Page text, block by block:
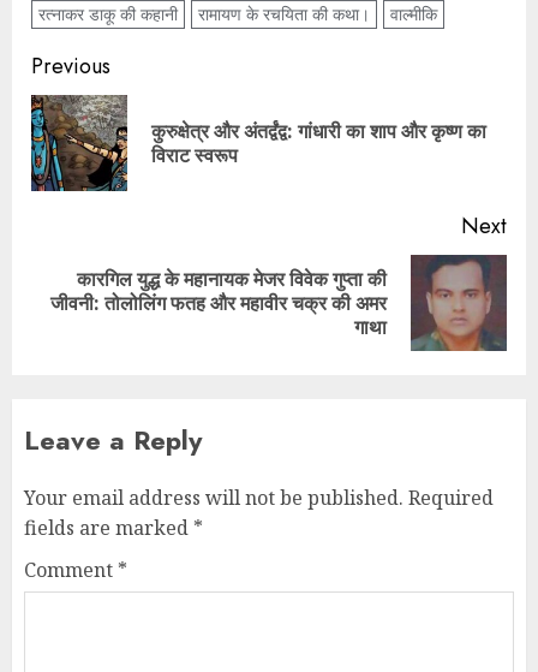
रत्नाकर डाकू की कहानी
रामायण के रचयिता की कथा। वाल्मीकि
Previous
कुरुक्षेत्र और अंतर्द्वंद्व: गांधारी का शाप और कृष्ण का
विराट स्वरूप
Next
कारगिल युद्ध के महानायक मेजर विवेक गुप्ता की
जीवनी: तोलोलिंग फतह और महावीर चक्र की अमर
गाथा
Leave a Reply
Your email address will not be published. Required
fields are marked *
Comment *